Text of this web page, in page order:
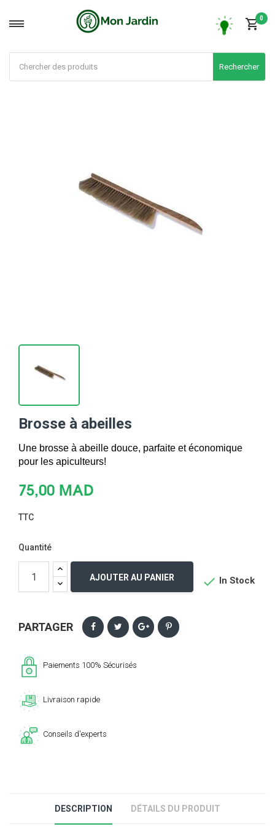
0
Rechercher
Brosse à abeilles
Une brosse à abeille douce, parfaite et économique
pour les apiculteurs!
75,00 MAD
TTC
Quantité
AJOUTER AU PANIER  In Stock
PARTAGER
Paiements 100% Sécurisés
Livraison rapide
Conseils d'experts
DESCRIPTION DÉTAILS DU PRODUIT